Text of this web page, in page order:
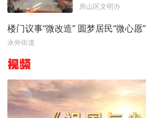
房山区文明办
楼门议事“微改造” 圆梦居民“微心愿”
永外街道
视频